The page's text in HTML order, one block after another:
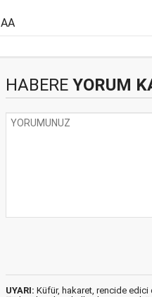
AA
HABERE YORUM
UYARI: Küfür, hakaret, rencide edici